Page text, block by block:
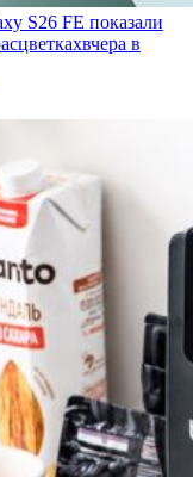
S26 FE показали
вчера в